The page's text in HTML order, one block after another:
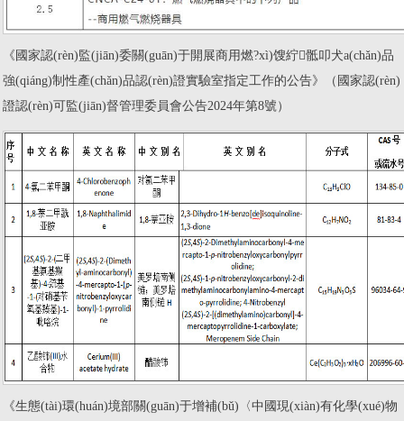
《國家認(rèn)監(jiān)委關(guān)于開展商用燃?xì)馊紵骶叩犬a(chǎn)品
強(qiáng)制性產(chǎn)品認(rèn)證實驗室指定工作的公告》（國家認(rèn)
證認(rèn)可監(jiān)督管理委員會公告2024年第8號）
《生態(tài)環(huán)境部關(guān)于增補(bǔ)〈中國現(xiàn)有化學(xué)物